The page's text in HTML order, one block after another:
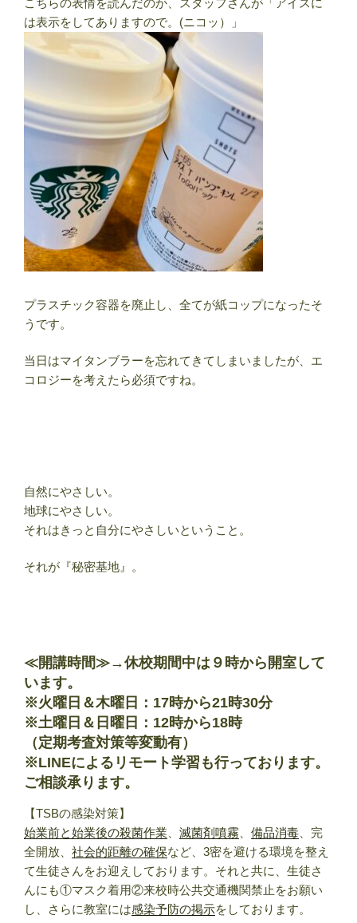
こちらの表情を読んだのか、スタッフさんが「アイスに
は表示をしてありますので。(ニコッ）」
プラスチック容器を廃止し、全てが紙コップになったそ
うです。
当日はマイタンブラーを忘れてきてしまいましたが、エ
コロジーを考えたら必須ですね。
自然にやさしい。
地球にやさしい。
それはきっと自分にやさしいということ。
それが『秘密基地』。
≪開講時間≫→休校期間中は９時から開室して
います。
※火曜日＆木曜日：17時から21時30分
※土曜日＆日曜日：12時から18時
（定期考査対策等変動有）
※LINEによるリモート学習も行っております。
ご相談承ります。
【TSBの感染対策】
始業前と始業後の殺菌作業
滅菌剤噴霧 備品消毒 、完
全開放、 社会的距離の確保など、3密を避ける環境を整え
て生徒さんをお迎えしております。それと共に、生徒さ
んにも①マスク着用②来校時公共交通機関禁止をお願い
し、さらに教室には感染予防の掲示をしております。